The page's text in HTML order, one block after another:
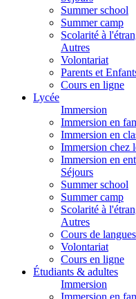
Summer school
Summer camp
Scolarité à
Autres
Volontariat
Parents et
Cours en ligne
Lycée
Immersion
Immersion en
Immersion en
Immersion chez
Immersion en
Séjours
Summer school
Summer camp
Scolarité à
Autres
Cours de langues
Volontariat
Cours en ligne
Étudiants & adultes
Immersion
Immersion en